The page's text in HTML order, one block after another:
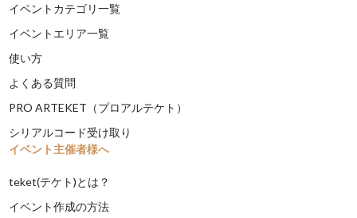
イベントカテゴリ一覧
イベントエリア一覧
使い方
よくある質問
PRO ARTEKET（プロアルテケト）
シリアルコード受け取り
イベント主催者様へ
teket(テケト)とは？
イベント作成の方法